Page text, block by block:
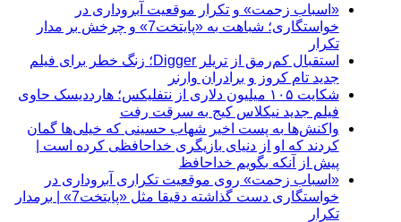
«اسباب زحمت» و تکرار موقعیت آبروداری در
خواستگاری؛ شباهت به «پایتخت7» و چرخش بر مدار
تکرار
استقبال کم‌رمق از تریلر Digger؛ زنگ خطر برای فیلم
جدید تام کروز و برادران وارنر
شکایت ۱۰۵ میلیون دلاری از نتفلیکس؛ هارددیسک حاوی
فیلم جدید نیکلاس کیج به سرقت رفت
واکنش‌ها به پست اخیر شهاب حسینی که خیلی‌ها گمان
کردند که او از دنیای بازیگری خداحافظی کرده است |
پیش از آنکه بگویم خداحافظ
«اسباب زحمت» روی موقعیت تکراری آبروداری در
خواستگاری دست گذاشته دقیقا مثل «پایتخت7» | برمدار
تکرار